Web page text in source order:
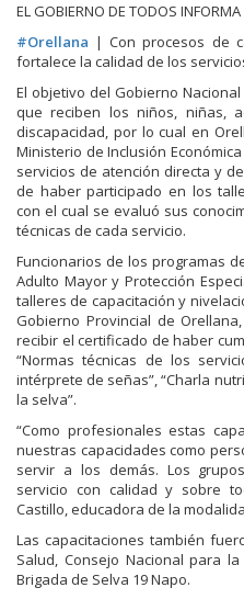
EL GOBIERNO DE TODOS INFORMA
#Orellana | Con procesos de
fortalece la calidad de los
El objetivo del Gobierno
que reciben los niños, niñas,
discapacidad, por lo cual en
Ministerio de Inclusión
servicios de atención directa y
de haber participado en los
con el cual se evaluó sus
técnicas de cada servicio.
Funcionarios de los programas
Adulto Mayor y Protección
talleres de capacitación y
Gobierno Provincial de
recibir el certificado de haber
“Normas técnicas de los
intérprete de señas”, “Charla
la selva”.
“Como profesionales estas
nuestras capacidades como
servir a los demás. Los
servicio con calidad y sobre
Castillo, educadora de la
Las capacitaciones también
Salud, Consejo Nacional para
Brigada de Selva 19 Napo.